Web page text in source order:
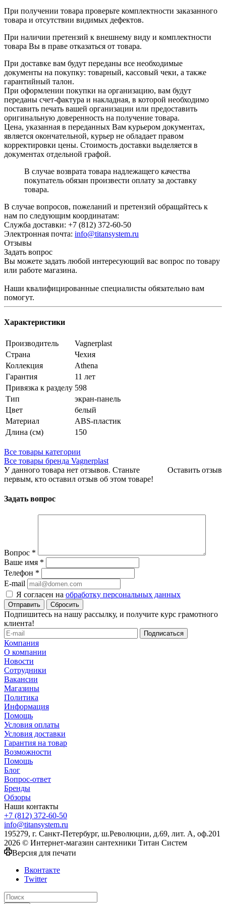
При получении товара проверьте комплектности заказанного
товара и отсутствии видимых дефектов.
При наличии претензий к внешнему виду и комплектности
товара Вы в праве отказаться от товара.
При доставке вам будут переданы все необходимые
документы на покупку: товарный, кассовый чеки, а также
гарантийный талон.
При оформлении покупки на организацию, вам будут
переданы счет-фактура и накладная, в которой необходимо
поставить печать вашей организации или предоставить
оригинальную доверенность на получение товара.
Цена, указанная в переданных Вам курьером документах,
является окончательной, курьер не обладает правом
корректировки цены. Стоимость доставки выделяется в
документах отдельной графой.
В случае возврата товара надлежащего качества
покупатель обязан произвести оплату за доставку
товара.
В случае вопросов, пожеланий и претензий обращайтесь к
нам по следующим координатам:
Служба доставки: +7 (812) 372-60-50
Электронная почта: info@titansystem.ru
Отзывы
Задать вопрос
Вы можете задать любой интересующий вас вопрос по товару
или работе магазина.
Наши квалифицированные специалисты обязательно вам
помогут.
Характеристики
Производитель
Vagnerplast
Страна
Чехия
Коллекция
Athena
Гарантия
11 лет
Привязка к разделу 598
Тип
экран-панель
Цвет
белый
Материал
ABS-пластик
Длина (см)
150
Все товары категории
Все товары бренда Vagnerplast
Оставить отзыв
У данного товара нет отзывов. Станьте
первым, кто оставил отзыв об этом товаре!
Задать вопрос
Вопрос *
Ваше имя *
Телефон *
E-mail
Я согласен на обработку персональных данных
Сбросить
Подпишитесь на нашу рассылку, и получите курс грамотного
клиента!
Компания
О компании
Новости
Сотрудники
Вакансии
Магазины
Политика
Информация
Помощь
Условия оплаты
Условия доставки
Гарантия на товар
Возможности
Помощь
Блог
Вопрос-ответ
Бренды
Обзоры
Наши контакты
+7 (812) 372-60-50
info@titansystem.ru
195279, г. Санкт-Петербург, ш.Революции, д.69, лит. А, оф.201
2026 © Интернет-магазин сантехники Титан Систем
Версия для печати
Вконтакте
Twitter